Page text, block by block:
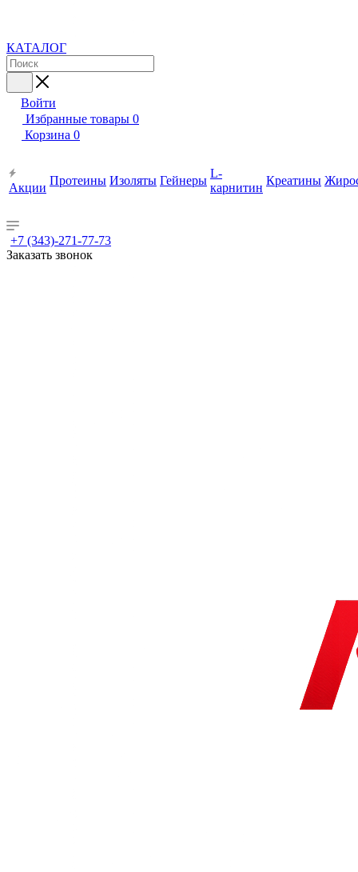
КАТАЛОГ
Войти
Избранные товары 0
Корзина 0
Акции
Протеины Изоляты Гейнеры
L-
карнитин
Креатины
+7 (343)-271-77-73
Заказать звонок